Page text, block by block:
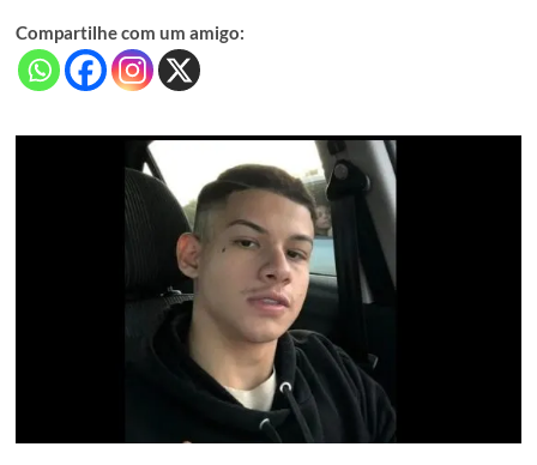
Compartilhe com um amigo: